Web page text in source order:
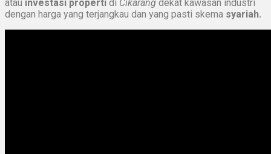
atau investasi properti di Cikarang dekat kawasan industri
dengan harga yang terjangkau dan yang pasti skema syariah.